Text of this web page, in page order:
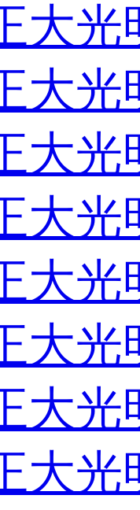
大光
大光
大光
大光
大光
大光
大光
大光